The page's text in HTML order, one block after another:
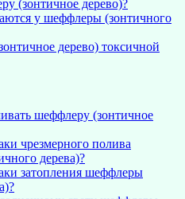
(зонтичное дерево)?
у шеффлеры (зонтичного
дерево) токсичной
шеффлеру (зонтичное
чрезмерного полива
дерева)?
затопления шеффлеры